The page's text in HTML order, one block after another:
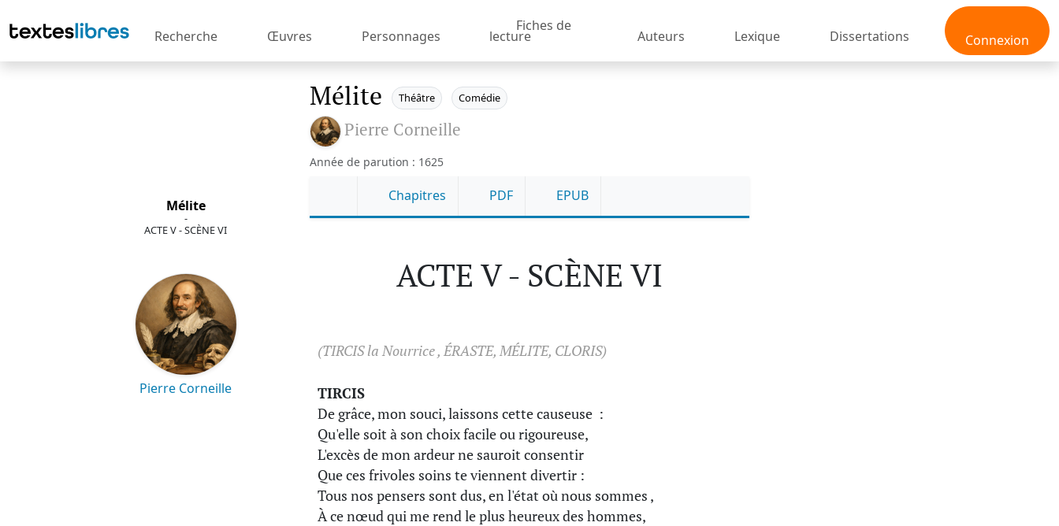
Connexion
Recherche Œuvres Personnages
Fiches de
lecture Auteurs Lexique Dissertations
Mélite
-
ACTE V - SCÈNE VI
Pierre Corneille
Mélite Théâtre Comédie
Pierre Corneille
Année de parution : 1625
Chapitres PDF EPUB
ACTE V - SCÈNE VI
(TIRCIS la Nourrice , ÉRASTE, MÉLITE, CLORIS)
TIRCIS
De grâce, mon souci, laissons cette causeuse :
Qu'elle soit à son choix facile ou rigoureuse,
L'excès de mon ardeur ne sauroit consentir
Que ces frivoles soins te viennent divertir :
Tous nos pensers sont dus, en l'état où nous sommes ,
À ce nœud qui me rend le plus heureux des hommes,